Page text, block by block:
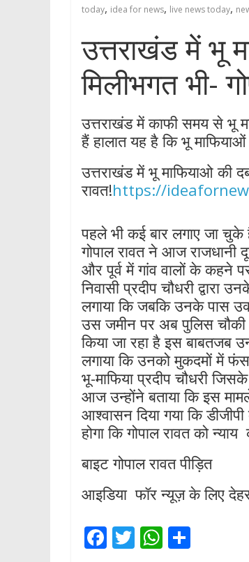
today, idea for news, live news today,
उत्तराखंड में भू
मिलीभगत भी-
उत्तराखंड में काफी समय से भू
हैं हालात यह है कि भू
उत्तराखंड में भू माफियाओ की
रावत!https://
पहले भी कई बार लगाए जा चुके हैं
गोपाल रावत ने आज राजधानी
और पूर्व में गांव वालों के कहने
निवासी प्रदीप चौधरी द्वारा
लगाया कि जबकि उनके पास
उस जमीन पर अब पुलिस चौकी
किया जा रहा है इस बाबतजब
लगाया कि उनको मुकदमों में
भू-माफिया प्रदीप चौधरी
आज उन्होंने बताया कि इस
आश्वासन दिया गया कि
होगा कि गोपाल रावत को
बाइट गोपाल रावत पीड़ित
आइडिया फॉर न्यूज़ के लिए
F T W